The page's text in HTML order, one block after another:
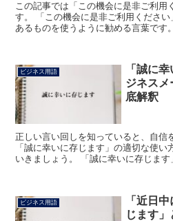
この記事では「この機会に是非ご利用
す。 「この機会に是非ご利用くださ
あるものを使うように勧める言葉です
ビジネス用語
「誠に
ジネスメ
底解釈
正しい言い回しを知っていると、自信
「誠に幸いに存じます」の適切な使
いきましょう。 「誠に幸いに存じま
ビジネス用語
「近日
じます